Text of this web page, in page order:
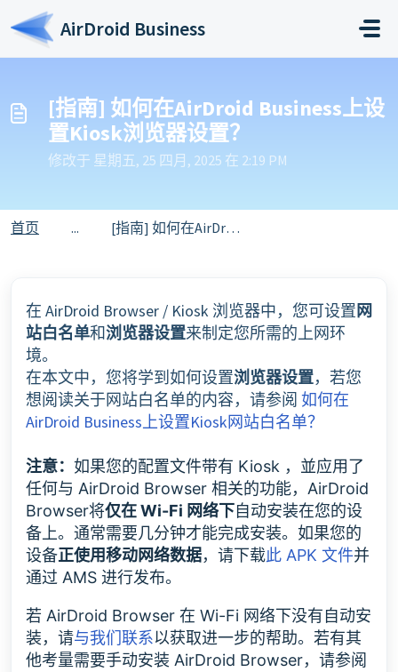
跳过至主要内容
AirDroid Business
[指南] 如何在AirDroid Business上设
置Kiosk浏览器设置？
修改于 星期五, 25 四月, 2025 在 2:19 PM
首页 ... [指南] 如何在AirDroid Business上设置Kiosk浏览器设置？
在 AirDroid Browser / Kiosk 浏览器中，您可设置网
站白名单和浏览器设置来制定您所需的上网环
境。
在本文中，您将学到如何设置浏览器设置，若您
想阅读关于网站白名单的内容，请参阅 如何在
AirDroid Business上设置Kiosk网站白名单？
注意： 如果您的配置文件带有 Kiosk ，並应用了
任何与 AirDroid Browser 相关的功能，AirDroid
Browser将仅在 Wi-Fi 网络下自动安装在您的设
备上。通常需要几分钟才能完成安装。如果您的
设备正使用移动网络数据，请下载此 APK 文件并
通过 AMS 进行发布。
若 AirDroid Browser 在 Wi-Fi 网络下没有自动安
装，请与我们联系以获取进一步的帮助。若有其
他考量需要手动安装 AirDroid Browser，请参阅